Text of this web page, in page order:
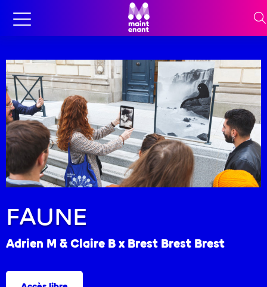
FAUNE
Adrien M & Claire B x Brest Brest Brest